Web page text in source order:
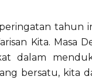
tahun
Kita. Masa
dalam
bersatu, kita